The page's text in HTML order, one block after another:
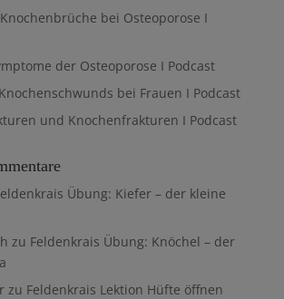
bei Osteoporose I
der Osteoporose I Podcast
bei Frauen I Podcast
und Knochenfrakturen I Podcast
Übung: Kiefer – der kleine
zu Feldenkrais Übung: Knöchel – der
zu Feldenkrais Lektion Hüfte öffnen